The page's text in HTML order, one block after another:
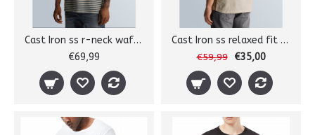
Cast Iron ss r-neck waffle tee
€69,99
Cast Iron ss relaxed fit tee
€59,99 €35,00